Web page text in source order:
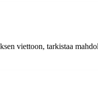
viettoon, tarkistaa